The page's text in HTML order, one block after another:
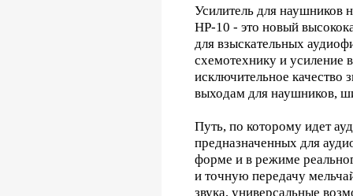
Усилитель для наушников
HP-10 - это новый
для взыскательных
схемотехнику и усиление
исключительное качество
выходам для наушников,
Путь, по которому идет
предназначенных для
форме и в режиме
и точную передачу
звука, универсальные